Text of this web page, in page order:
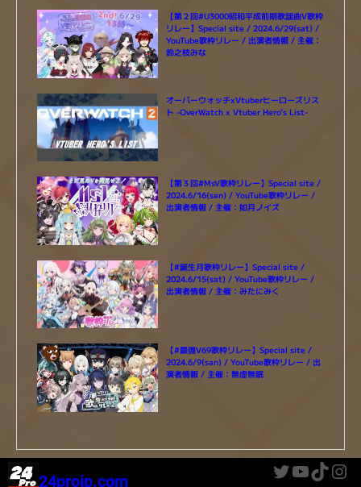
【第２回#U3000昭和平成前期歌謡曲V歌枠
リレー】Special site / 2024.6/29(sat) /
YouTube歌枠リレー / 出演者情報 / 主催：
鈴之枝みな
オーバーウォッチxVtuberヒーローズリス
ト -OverWatch x Vtuber Hero’s List-
【第３回#MsV歌枠リレー】Special site /
2024.6/16(san) / YouTube歌枠リレー /
出演者情報 / 主催：如月ノイズ
【#誕生月歌枠リレー】Special site /
2024.6/15(sat) / YouTube歌枠リレー /
出演者情報 / 主催：みたにみく
【#最強V69歌枠リレー】Special site /
2024.6/9(san) / YouTube歌枠リレー / 出
演者情報 / 主催：無虚無眠
24projp.com Twitter YouTube TikTok Instagram